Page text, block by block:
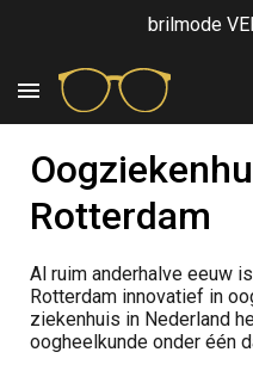
brilmode
Rotterdam
Al ruim anderhalve eeuw
Rotterdam innovatief in
ziekenhuis in Nederland
oogheelkunde onder één